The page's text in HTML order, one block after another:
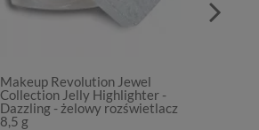
Makeup Revolution Jewel
Collection Jelly Highlighter -
Dazzling - żelowy rozświetlacz
8,5 g